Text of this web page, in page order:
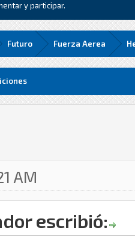
y participar.
Futuro Fuerza Aerea
AM
escribió: